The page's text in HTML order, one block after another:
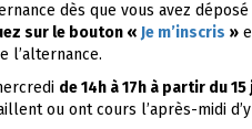
dès que vous avez
sur le bouton « Je m’inscris »
l’alternance.
de 14h à 17h à partir du
ou ont cours l’après-midi